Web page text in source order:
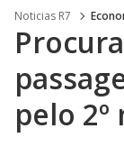
Noticias R7
pelo